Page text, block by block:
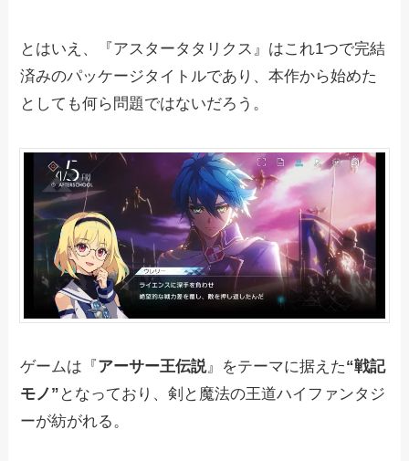
とはいえ、『アスタータタリクス』はこれ1つで完結
済みのパッケージタイトルであり、本作から始めた
としても何ら問題ではないだろう。
ゲームは『 アーサー王伝説』をテーマに据えた“戦記
モノ” となっており、剣と魔法の王道ハイファンタジ
ーが紡がれる。